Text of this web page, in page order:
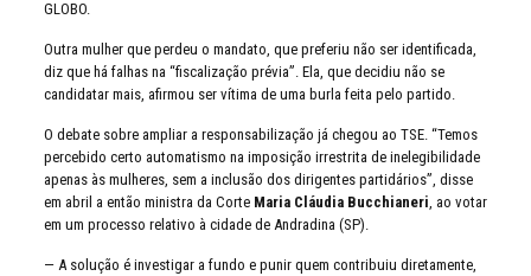
GLOBO.
Outra mulher que perdeu o mandato, que preferiu não ser identificada,
diz que há falhas na “fiscalização prévia”. Ela, que decidiu não se
candidatar mais, afirmou ser vítima de uma burla feita pelo partido.
O debate sobre ampliar a responsabilização já chegou ao TSE. “Temos
percebido certo automatismo na imposição irrestrita de inelegibilidade
apenas às mulheres, sem a inclusão dos dirigentes partidários”, disse
em abril a então ministra da Corte Maria Cláudia Bucchianeri , ao votar
em um processo relativo à cidade de Andradina (SP).
— A solução é investigar a fundo e punir quem contribuiu diretamente,